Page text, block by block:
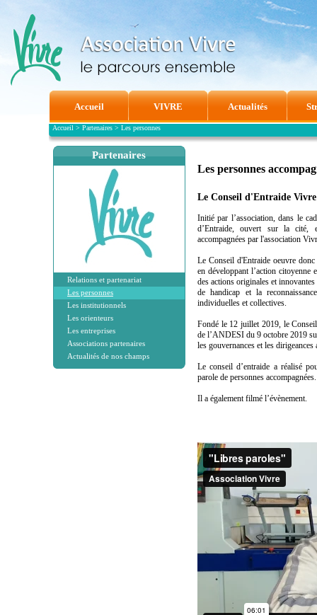
Accueil VIVRE Actualités
Accueil >Partenaires >Les personnes
Partenaires
Relations et partenariat
Les personnes
Les institutionnels
Les orienteurs
Les entreprises
Associations partenaires
Actualités de nos champs
Les personnes
Le Conseil d'Entraide Vivre
Initié par l’association, dans le
d’Entraide, ouvert sur la cité,
accompagnées par l'association
Le Conseil d'Entraide oeuvre
en développant l’action
des actions originales et
de handicap et la
individuelles et collectives.
Fondé le 12 juillet 2019, le
de l’ANDESI du 9 octobre 2019
les gouvernances et les dirigeances
Le conseil d’entraide a réalisé
parole de personnes accompagnées.
Il a également filmé l’évènement.